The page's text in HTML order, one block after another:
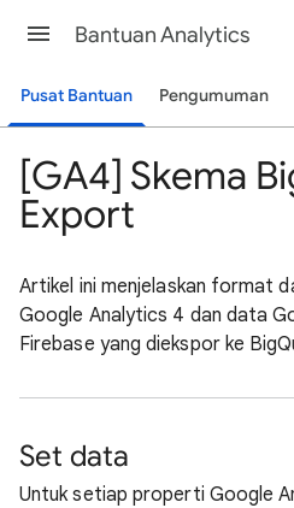
Bantuan Analytics
Pusat Bantuan Pengumuman
[GA4] Skema
Export
Artikel ini menjelaskan format
Google Analytics 4 dan data
Firebase yang diekspor ke
Set data
Untuk setiap properti Google